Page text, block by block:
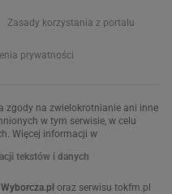
Zasady korzystania z portalu
prywatności
zgody na zwielokrotnianie ani inne
w tym serwisie, w celu
Więcej informacji w
tekstów i danych
oraz serwisu tokfm.pl